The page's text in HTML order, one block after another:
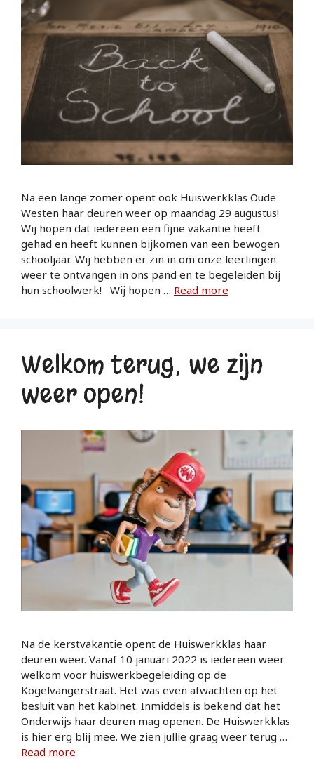
Na een lange zomer opent ook Huiswerkklas Oude
Westen haar deuren weer op maandag 29 augustus!
Wij hopen dat iedereen een fijne vakantie heeft
gehad en heeft kunnen bijkomen van een bewogen
schooljaar. Wij hebben er zin in om onze leerlingen
weer te ontvangen in ons pand en te begeleiden bij
hun schoolwerk! Wij hopen … Read more
Welkom terug; we zijn
weer open!
Na de kerstvakantie opent de Huiswerkklas haar
deuren weer. Vanaf 10 januari 2022 is iedereen weer
welkom voor huiswerkbegeleiding op de
Kogelvangerstraat. Het was even afwachten op het
besluit van het kabinet. Inmiddels is bekend dat het
Onderwijs haar deuren mag openen. De Huiswerkklas
is hier erg blij mee. We zien jullie graag weer terug …
Read more